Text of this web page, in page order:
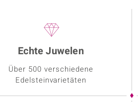
Echte Juwelen
Über 500 verschiedene
Edelsteinvarietäten